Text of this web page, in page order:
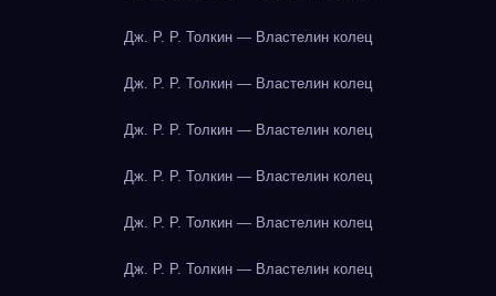
Дж. Р. Р. Толкин — Властелин колец
Дж. Р. Р. Толкин — Властелин колец
Дж. Р. Р. Толкин — Властелин колец
Дж. Р. Р. Толкин — Властелин колец
Дж. Р. Р. Толкин — Властелин колец
Дж. Р. Р. Толкин — Властелин колец